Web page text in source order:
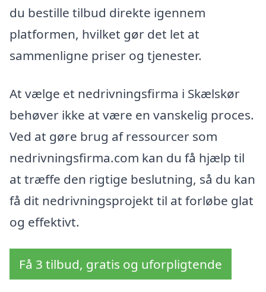
du bestille tilbud direkte igennem
platformen, hvilket gør det let at
sammenligne priser og tjenester.
At vælge et nedrivningsfirma i Skælskør
behøver ikke at være en vanskelig proces.
Ved at gøre brug af ressourcer som
nedrivningsfirma.com kan du få hjælp til
at træffe den rigtige beslutning, så du kan
få dit nedrivningsprojekt til at forløbe glat
og effektivt.
Få 3 tilbud, gratis og uforpligtende